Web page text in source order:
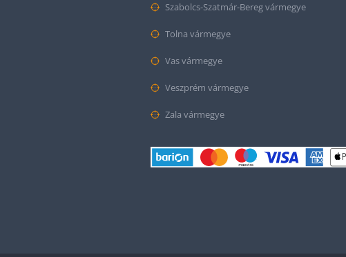
Szabolcs-Szatmár-Bereg vármegye
Tolna vármegye
Vas vármegye
Veszprém vármegye
Zala vármegye